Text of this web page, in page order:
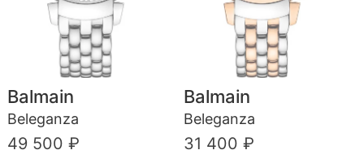
Balmain
Beleganza
49 500 ₽
Balmain
Beleganza
31 400 ₽